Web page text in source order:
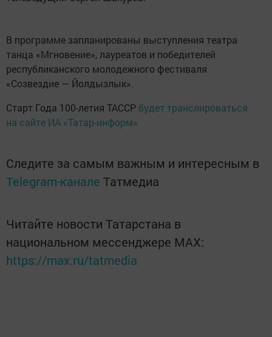
В программе запланированы выступления театра
танца «Мгновение», лауреатов и победителей
республиканского молодежного фестиваля
«Созвездие — Йолдызлык».
Старт Года 100-летия ТАССР будет транслироваться
на сайте ИА «Татар-информ»
Следите за самым важным и интересным в
Telegram-канале Татмедиа
Читайте новости Татарстана в
национальном мессенджере MАХ:
https://max.ru/tatmedia